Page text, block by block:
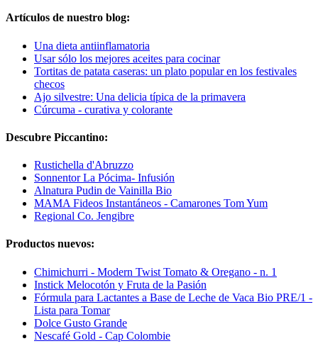
Artículos de nuestro blog:
Una dieta antiinflamatoria
Usar sólo los mejores aceites para cocinar
Tortitas de patata caseras: un plato popular en los festivales
checos
Ajo silvestre: Una delicia típica de la primavera
Cúrcuma - curativa y colorante
Descubre Piccantino:
Rustichella d'Abruzzo
Sonnentor La Pócima- Infusión
Alnatura Pudin de Vainilla Bio
MAMA Fideos Instantáneos - Camarones Tom Yum
Regional Co. Jengibre
Productos nuevos:
Chimichurri - Modern Twist Tomato & Oregano - n. 1
Instick Melocotón y Fruta de la Pasión
Fórmula para Lactantes a Base de Leche de Vaca Bio PRE/1 -
Lista para Tomar
Dolce Gusto Grande
Nescafé Gold - Cap Colombie